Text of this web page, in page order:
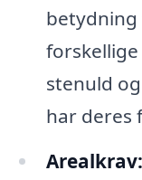
betydning
forskellige
stenuld
har deres
Arealkrav: